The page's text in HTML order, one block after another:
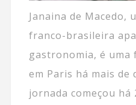
Janaina de Macedo,
franco-brasileira
gastronomia, é
em Paris há mais de
jornada começou há